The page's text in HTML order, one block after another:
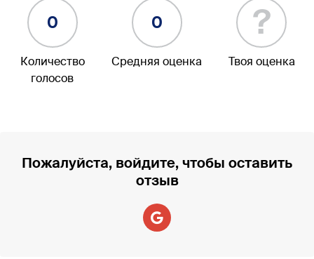
0
Количество
голосов
0
Средняя оценка
?
Твоя оценка
Пожалуйста, войдите, чтобы оставить
отзыв